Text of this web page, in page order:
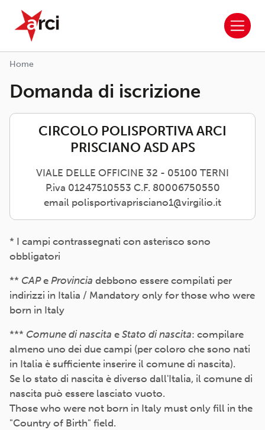
Salta al contenuto principale
ARCI APS
Home
Domanda di iscrizione
CIRCOLO POLISPORTIVA ARCI
PRISCIANO ASD APS
VIALE DELLE OFFICINE 32 - 05100 TERNI
P.iva 01247510553 C.F. 80006750550
email polisportivaprisciano1@virgilio.it
* I campi contrassegnati con asterisco sono
obbligatori
** CAPe Provincia debbono essere compilati per
indirizzi in Italia / Mandatory only for those who were
born in Italy
*** Comune di nascita e Stato di nascita: compilare
almeno uno dei due campi (per coloro che sono nati
in Italia è sufficiente inserire il comune di nascita).
Se lo stato di nascita è diverso dall'Italia, il comune di
nascita può essere lasciato vuoto.
Those who were not born in Italy must only fill in the
"Country of Birth" field.